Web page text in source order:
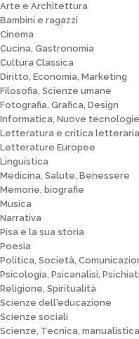
Arte e Architettura
Bambini e ragazzi
Cinema
Cucina, Gastronomia
Cultura Classica
Diritto, Economia, Marketing
Filosofia, Scienze umane
Fotografia, Grafica, Design
Informatica, Nuove tecnologie
Letteratura e critica letteraria
Letterature Europee
Linguistica
Medicina, Salute, Benessere
Memorie, biografie
Musica
Narrativa
Pisa e la sua storia
Poesia
Politica, Società,
Psicologia, Psicanalisi,
Religione, Spiritualità
Scienze dell'educazione
Scienze sociali
Scienze, Tecnica, manualistica